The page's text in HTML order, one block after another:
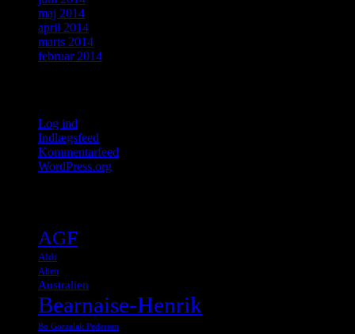
maj 2014
april 2014
marts 2014
februar 2014
Log ind
Indlægsfeed
Kommentarfeed
WordPress.org
AGF
Aldi
Alien
Australien
Bearnaise-Henrik
Bo Gorzelak Pedersen